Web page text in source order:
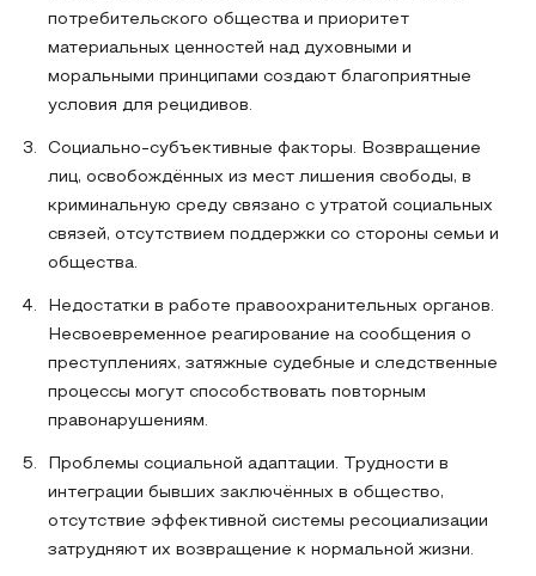
потребительского общества и приоритет
материальных ценностей над духовными и
моральными принципами создают благоприятные
условия для рецидивов.
Социально-субъективные факторы. Возвращение
лиц, освобождённых из мест лишения свободы, в
криминальную среду связано с утратой социальных
связей, отсутствием поддержки со стороны семьи и
общества.
Недостатки в работе правоохранительных органов.
Несвоевременное реагирование на сообщения о
преступлениях, затяжные судебные и следственные
процессы могут способствовать повторным
правонарушениям.
Проблемы социальной адаптации. Трудности в
интеграции бывших заключённых в общество,
отсутствие эффективной системы ресоциализации
затрудняют их возвращение к нормальной жизни.